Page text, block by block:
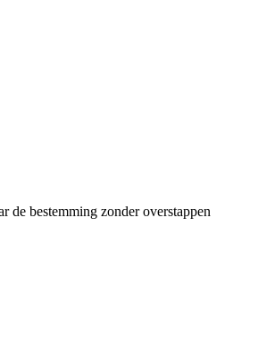
de bestemming zonder overstappen